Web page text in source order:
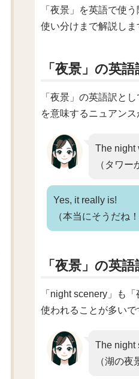
「夜景」を英語で使
使い分けまで解説しま
「夜景」の英
「夜景」の英語訳と
を意味するニュアン
The night
（タワ
Yes, it really is!
（本当にそうだね！
「夜景」の英
「night scenery」も
使われることが多い
The night
（湖の夜